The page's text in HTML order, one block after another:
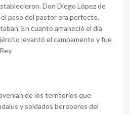
Don Diego López de
paso del pastor era perfecto,
En cuanto amaneció el día
levantó el campamento y fue
de los territorios que
y soldados bereberes del